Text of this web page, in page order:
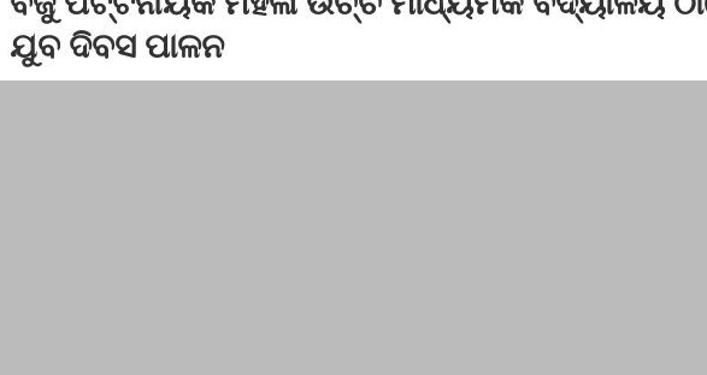
ସମାଜବାଦୀ ପାର୍ଟି ପକ୍ଷରୁ ପାଳିତ ହେଲା ‘ମଣ୍ଡଳ କମିଶନ ଦିବସ’
ଯୁବ ଦିବସ ପାଳନ